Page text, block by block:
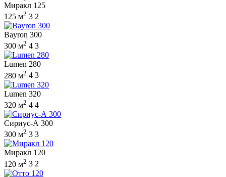
Миракл 125
125 м2 3 2
Bayron 300
300 м2 4 3
Lumen 280
280 м2 4 3
Lumen 320
320 м2 4 4
Сириус-А 300
300 м2 3 3
Миракл 120
120 м2 3 2